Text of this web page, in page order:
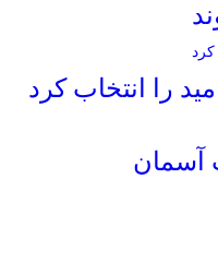
را انتخاب کرد
آسمان